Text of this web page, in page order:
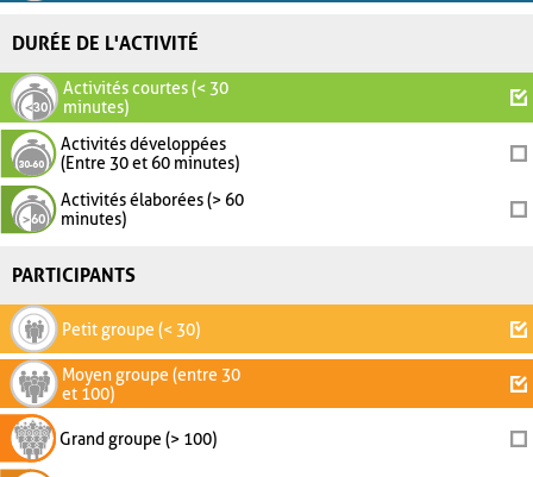
DURÉE DE L'ACTIVITÉ
Activités courtes (< 30
minutes)
Activités développées
(Entre 30 et 60 minutes)
Activités élaborées (> 60
minutes)
PARTICIPANTS
Petit groupe (< 30)
Moyen groupe (entre 30
et 100)
Grand groupe (> 100)